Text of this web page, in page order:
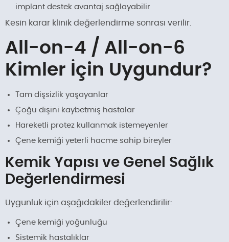
implant destek avantaj sağlayabilir
Kesin karar klinik değerlendirme sonrası verilir.
All-on-4 / All-on-6
Kimler İçin Uygundur?
Tam dişsizlik yaşayanlar
Çoğu dişini kaybetmiş hastalar
Hareketli protez kullanmak istemeyenler
Çene kemiği yeterli hacme sahip bireyler
Kemik Yapısı ve Genel Sağlık
Değerlendirmesi
Uygunluk için aşağıdakiler değerlendirilir:
Çene kemiği yoğunluğu
Sistemik hastalıklar